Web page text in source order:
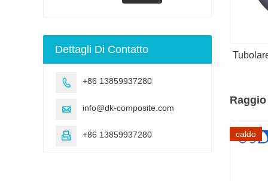
caldo
Dettagli Di Contatto
 +86 13859937280
 info@dk-composite.com
 +86 13859937280